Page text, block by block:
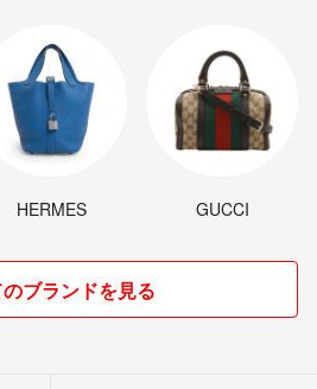
HERMES GUCCI
ブランドを見る